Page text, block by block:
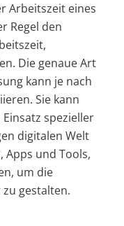
Arbeitszeit eines
Regel den
Die genaue Art
kann je nach
Sie kann
spezieller
digitalen Welt
Apps und Tools,
um die
gestalten.